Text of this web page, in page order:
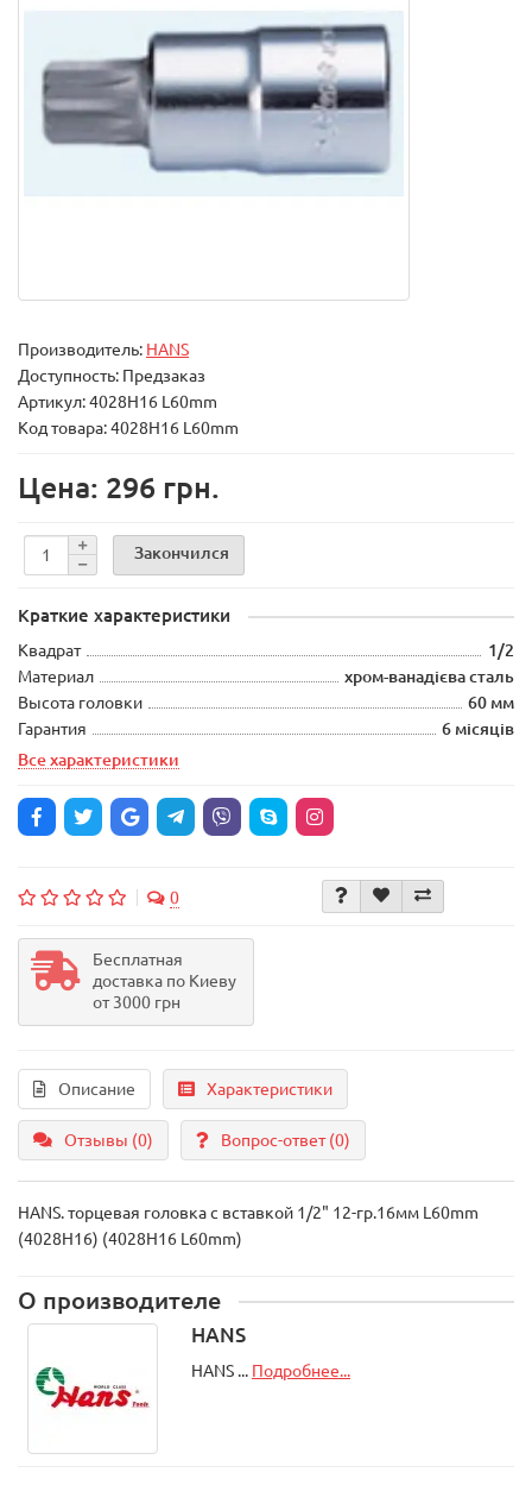
Производитель: HANS
Доступность: Предзаказ
Артикул: 4028H16 L60mm
Код товара: 4028H16 L60mm
Цена: 296 грн.
Закончился
Краткие характеристики
Квадрат
1/2
Материал
хром-ванадієва сталь
Высота головки
60 мм
Гарантия
6 місяців
Все характеристики
0
Бесплатная
доставка по Киеву
от 3000 грн
Описание Характеристики
Отзывы (0) Вопрос-ответ(0)
HANS. торцевая головка с вставкой 1/2" 12-гр.16мм L60mm
(4028H16) (4028H16 L60mm)
О производителе
HANS
HANS ... Подробнее...